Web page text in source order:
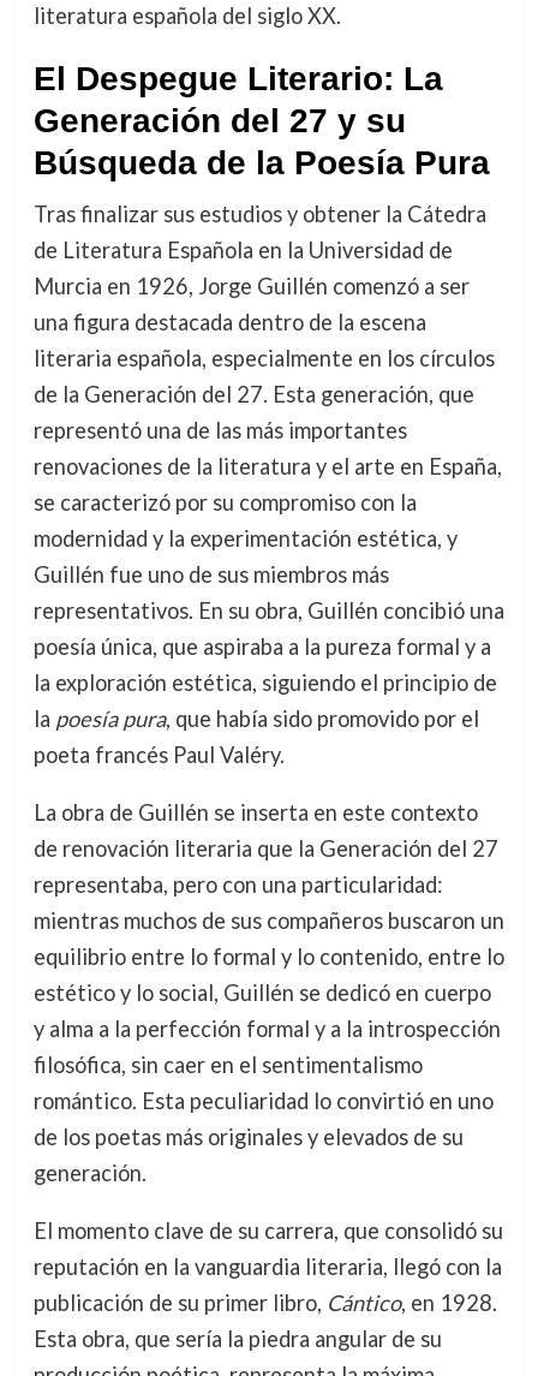
literatura española del siglo XX.
El Despegue Literario: La
Generación del 27 y su
Búsqueda de la Poesía Pura
Tras finalizar sus estudios y obtener la Cátedra
de Literatura Española en la Universidad de
Murcia en 1926, Jorge Guillén comenzó a ser
una figura destacada dentro de la escena
literaria española, especialmente en los círculos
de la Generación del 27. Esta generación, que
representó una de las más importantes
renovaciones de la literatura y el arte en España,
se caracterizó por su compromiso con la
modernidad y la experimentación estética, y
Guillén fue uno de sus miembros más
representativos. En su obra, Guillén concibió una
poesía única, que aspiraba a la pureza formal y a
la exploración estética, siguiendo el principio de
la poesía pura, que había sido promovido por el
poeta francés Paul Valéry.
La obra de Guillén se inserta en este contexto
de renovación literaria que la Generación del 27
representaba, pero con una particularidad:
mientras muchos de sus compañeros buscaron un
equilibrio entre lo formal y lo contenido, entre lo
estético y lo social, Guillén se dedicó en cuerpo
y alma a la perfección formal y a la introspección
filosófica, sin caer en el sentimentalismo
romántico. Esta peculiaridad lo convirtió en uno
de los poetas más originales y elevados de su
generación.
El momento clave de su carrera, que consolidó su
reputación en la vanguardia literaria, llegó con la
publicación de su primer libro, Cántico, en 1928.
Esta obra, que sería la piedra angular de su